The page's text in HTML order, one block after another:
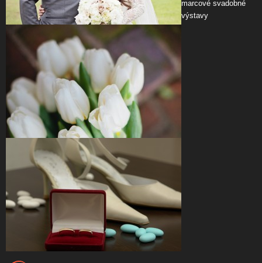
marcové svadobné
výstavy